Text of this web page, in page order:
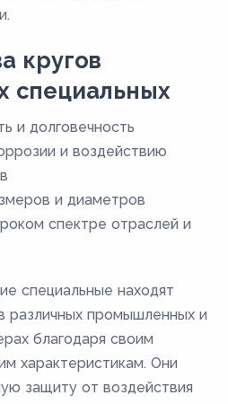
кругов
специальных
и долговечность
и воздействию
и диаметров
спектре отраслей и
специальные находят
различных промышленных и
благодаря своим
характеристикам. Они
защиту от воздействия